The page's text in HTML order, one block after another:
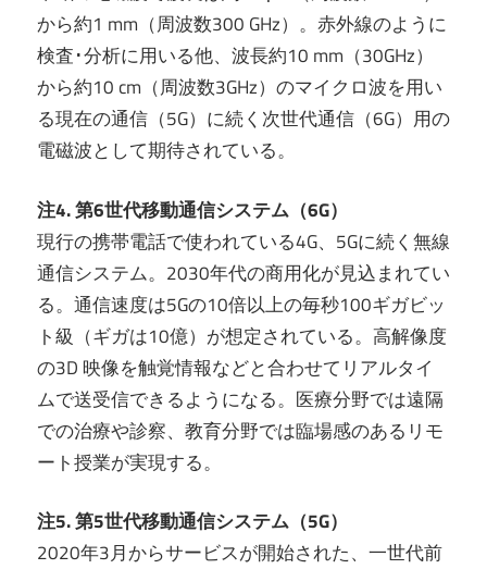
から約1 mm（周波数300 GHz）。赤外線のように
検査･分析に用いる他、波長約10 mm（30GHz）
から約10 cm（周波数3GHz）のマイクロ波を用い
る現在の通信（5G）に続く次世代通信（6G）用の
電磁波として期待されている。
注4. 第6世代移動通信システム（6G）
現行の携帯電話で使われている4G、5Gに続く無線
通信システム。2030年代の商用化が見込まれてい
る。通信速度は5Gの10倍以上の毎秒100ギガビッ
ト級（ギガは10億）が想定されている。高解像度
の3D 映像を触覚情報などと合わせてリアルタイ
ムで送受信できるようになる。医療分野では遠隔
での治療や診察、教育分野では臨場感のあるリモ
ート授業が実現する。
注5. 第5世代移動通信システム（5G）
2020年3月からサービスが開始された、一世代前